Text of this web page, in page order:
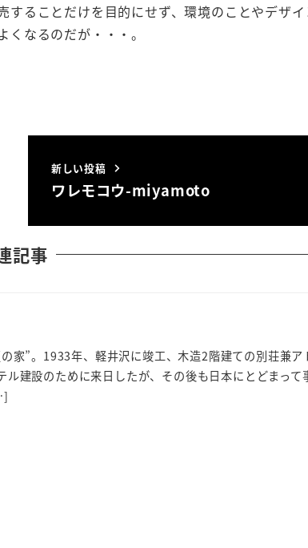
することだけを目的にせず、環境のことやデザ
なるのだが・・・。
新しい投稿
ワレモコウ-miyamoto
記事
家”。1933年、軽井沢に竣工、木造2階建ての別荘兼ア
ル建設のために来日したが、その後も日本にとどまって